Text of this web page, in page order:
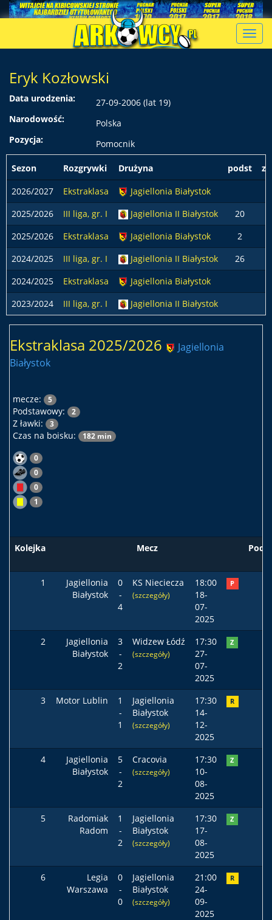
Eryk Kozłowski
Data urodzenia:
27-09-2006 (lat 19)
Narodowość:
Polska
Pozycja:
Pomocnik
Sezon Rozgrywki Drużyna podst
z
2026/2027
Ekstraklasa
Jagiellonia Białystok
2025/2026
III liga, gr. I Jagiellonia II Białystok
20
2025/2026
Ekstraklasa Jagiellonia Białystok
2
2024/2025
III liga, gr. I Jagiellonia II Białystok
26
2024/2025
Ekstraklasa
Jagiellonia Białystok
2023/2024
III liga, gr. I Jagiellonia II Białystok
Ekstraklasa 2025/2026
Jagiellonia
Białystok
mecze: 5
Podstawowy: 2
Z ławki: 3
Czas na boisku: 182 min
0
0
0
1
Kolejka Mecz Podst
1
Jagiellonia
Białystok
0
-
4
KS Nieciecza
(szczegóły)
18:00
18-
07-
2025
P
2
Jagiellonia
Białystok
3
-
2
Widzew Łódź
(szczegóły)
17:30
27-
07-
2025
Z
3 Motor Lublin
1
-
1
Jagiellonia
Białystok
(szczegóły)
17:30
14-
12-
2025
R
4
Jagiellonia
Białystok
5
-
2
Cracovia
(szczegóły)
17:30
10-
08-
2025
Z
5
Radomiak
Radom
1
-
2
Jagiellonia
Białystok
(szczegóły)
17:30
17-
08-
2025
Z
6
Legia
Warszawa
0
-
0
Jagiellonia
Białystok
(szczegóły)
21:00
24-
09-
2025
R